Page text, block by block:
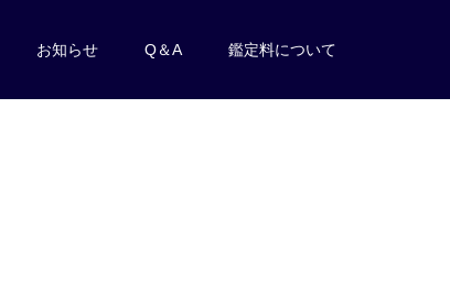
お知らせ Q＆A 鑑定料について